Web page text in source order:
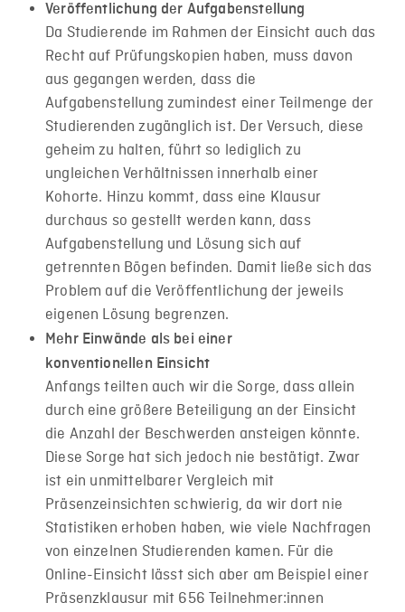
Veröffentlichung der Aufgabenstellung
Da Studierende im Rahmen der Einsicht auch das
Recht auf Prüfungskopien haben, muss davon
aus gegangen werden, dass die
Aufgabenstellung zumindest einer Teilmenge der
Studierenden zugänglich ist. Der Versuch, diese
geheim zu halten, führt so lediglich zu
ungleichen Verhältnissen innerhalb einer
Kohorte. Hinzu kommt, dass eine Klausur
durchaus so gestellt werden kann, dass
Aufgabenstellung und Lösung sich auf
getrennten Bögen befinden. Damit ließe sich das
Problem auf die Veröffentlichung der jeweils
eigenen Lösung begrenzen.
Mehr Einwände als bei einer
konventionellen Einsicht
Anfangs teilten auch wir die Sorge, dass allein
durch eine größere Beteiligung an der Einsicht
die Anzahl der Beschwerden ansteigen könnte.
Diese Sorge hat sich jedoch nie bestätigt. Zwar
ist ein unmittelbarer Vergleich mit
Präsenzeinsichten schwierig, da wir dort nie
Statistiken erhoben haben, wie viele Nachfragen
von einzelnen Studierenden kamen. Für die
Online-Einsicht lässt sich aber am Beispiel einer
Präsenzklausur mit 656 Teilnehmer:innen